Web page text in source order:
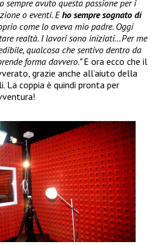
sempre avuto questa passione per i
o eventi. Eho sempre sognato di
come lo aveva mio padre. Oggi
realtà. I lavori sono iniziati…Per me
qualcosa che sentivo dentro da
forma davvero.”E ora ecco che il
grazie anche all’aiuto della
La coppia è quindi pronta per